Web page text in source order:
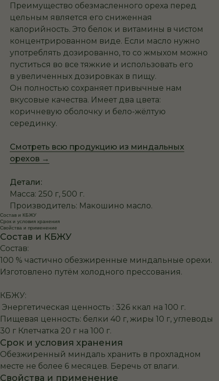
Преимущество обезмасленного ореха перед
цельным является его сниженная
калорийность. Это белок и витамины в чистом
концентрированном виде. Если масло нужно
употреблять дозированно, то со жмыхом можно
пуститься во все тяжкие и использовать его
в увеличенных дозировках в пищу.
Он полностью сохраняет привычные нам
вкусовые качества. Имеет два цвета:
коричневую оболочку и бело-жёлтую
серединку.
Смотреть всю продукцию из миндальных
орехов →
Детали:
Масса: 250 г, 500 г.
Производитель: Макошино масло.
Состав и КБЖУ
Срок и условия хранения
Свойства и применение
Состав и КБЖУ
Состав:
100 % частично обезжиренные миндальные орехи.
Изготовлено путём холодного прессования.
КБЖУ:
Энергетическая ценность : 326 ккал на 100 г.
Пищевая ценность: белки 40 г, жиры 10 г, углеводы
30 г Клетчатка 20 г на 100 г.
Срок и условия хранения
Обезжиренный миндаль хранить в прохладном
месте не более 6 месяцев. Беречь от влаги.
Свойства и применение